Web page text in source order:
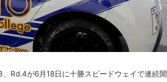
Rd.4が6月18日に十勝スピードウェイで連続開